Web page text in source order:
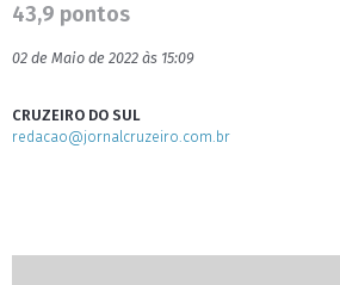
43,9 pontos
02 de Maio de 2022 às 15:09
CRUZEIRO DO SUL
redacao@jornalcruzeiro.com.br